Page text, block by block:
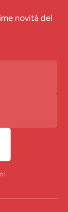
novità del